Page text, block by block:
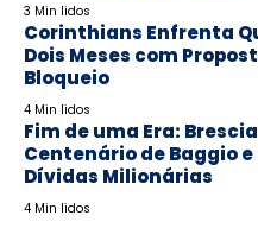
3 Min lidos
Corinthians Enfrenta
Dois Meses com
Bloqueio
4 Min lidos
Fim de uma Era:
Centenário de Baggio
Dívidas Milionárias
4 Min lidos